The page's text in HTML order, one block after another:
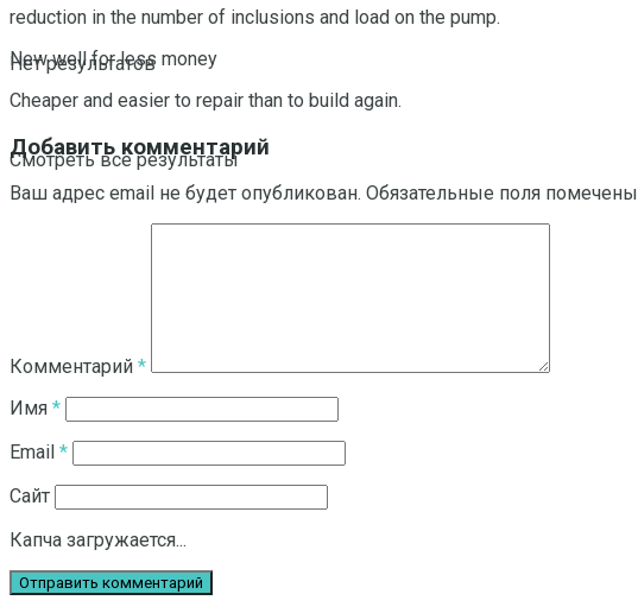
Нет результатов
Смотреть все результаты
reduction in the number of inclusions and load on the pump.
New well for less money
Cheaper and easier to repair than to build again.
Добавить комментарий
Ваш адрес email не будет опубликован. Обязательные поля помечены
Комментарий *
Имя *
Email *
Сайт
Капча загружается...